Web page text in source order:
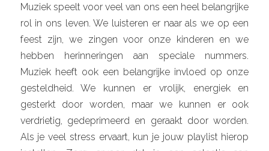
Muziek speelt voor veel van ons een heel belangrijke
rol in ons leven. We luisteren er naar als we op een
feest zijn, we zingen voor onze kinderen en we
hebben herinneringen aan speciale nummers.
Muziek heeft ook een belangrijke invloed op onze
gesteldheid. We kunnen er vrolijk, energiek en
gesterkt door worden, maar we kunnen er ook
verdrietig, gedeprimeerd en geraakt door worden.
Als je veel stress ervaart, kun je jouw playlist hierop